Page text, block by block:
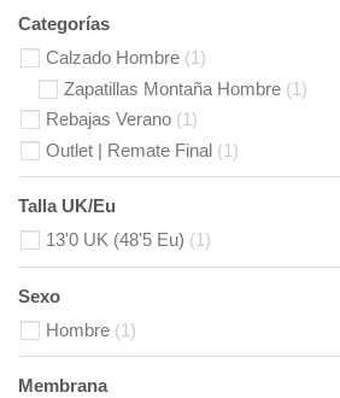
Categorías
Calzado Hombre
1
Zapatillas Montaña Hombre
1
Rebajas Verano
1
Outlet | Remate Final
1
Talla UK/Eu
13'0 UK (48'5 Eu)
1
Sexo
Hombre
1
Membrana